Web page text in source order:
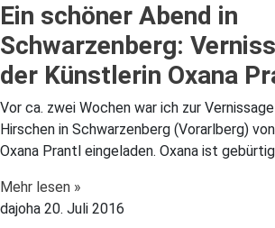
Ein schöner Abend in
Schwarzenberg:
der Künstlerin Oxana
Vor ca. zwei Wochen war ich zur
Hirschen in Schwarzenberg (Vorarlberg)
Oxana Prantl eingeladen. Oxana ist
Mehr lesen »
dajoha 20. Juli 2016